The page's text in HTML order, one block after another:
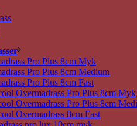
Pro Plus 8cm Myk
Pro Plus 8cm Medium
Pro Plus 8cm Fast
Overmadrass Pro Plus 8cm Myk
Overmadrass Pro Plus 8cm
Overmadrass 8cm Fast